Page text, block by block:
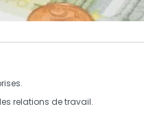
relations de travail.